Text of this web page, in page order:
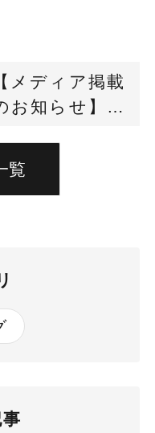
【メディア掲載
お知らせ】
河野が登壇した
掲載されまし
覧